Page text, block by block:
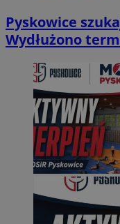
Pyskowice
Wydłużono